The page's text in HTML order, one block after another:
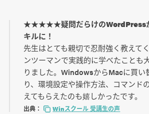
★★★★★疑問だらけのWordPress
キルに！
先生はとても親切で忍耐強く教えて
ンツーマンで実践的に学べたことも
りました。WindowsからMacに買い
り、環境設定や操作方法、コマンド
えてもらえたのも嬉しかったです。
出典： Winスクール 受講生の声